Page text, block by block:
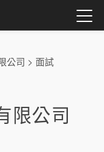
公司 > 面試
限公司